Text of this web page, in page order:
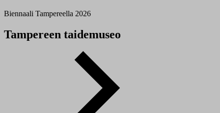
Biennaali Tampereella 2026
Tampereen taidemuseo